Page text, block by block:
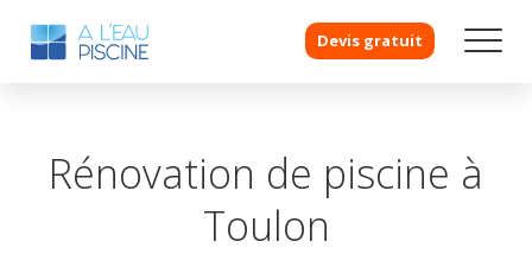
Devis gratuit
Rénovation de piscine à
Toulon